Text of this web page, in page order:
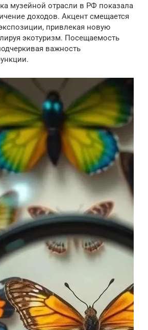
музейной отрасли в РФ показала
доходов. Акцент смещается
привлекая новую
экотуризм. Посещаемость
важность